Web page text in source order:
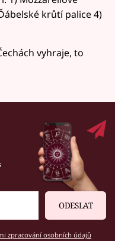
krůtí palice 4)
vyhraje, to
ODESLAT
zpracování osobních údajů